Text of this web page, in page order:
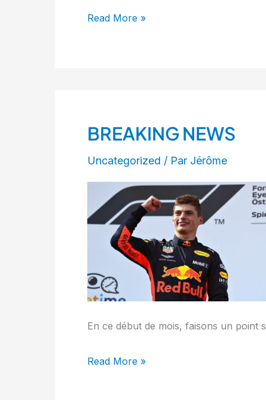
Read More »
BREAKING NEWS
Uncategorized / Par Jérôme
En ce début de mois, faisons un point
BREAKING
Read More »